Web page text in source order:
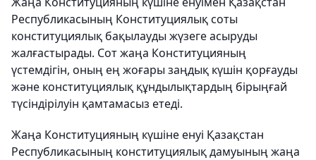
Республикасының Конституциялық соты
конституциялық бақылауды жүзеге асыруды
жалғастырады. Сот жаңа Конституцияның
үстемдігін, оның ең жоғары заңдық күшін қорғауды
және конституциялық құндылықтардың бірыңғай
түсіндірілуін қамтамасыз етеді.
Жаңа Конституцияның күшіне енуі Қазақстан
Республикасының конституциялық дамуының жаңа